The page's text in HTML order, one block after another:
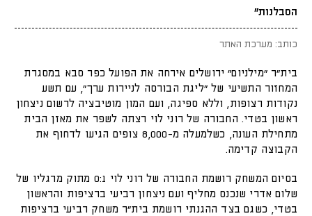
הסבלנות"
כותב: מערכת האתר
בית"ר "מילניום" ירושלים אירחה את הפועל כפר סבא במסגרת
המחזור התשיעי של "ליגת הבורסה לניירות ערך", עם תשע
נקודות רצופות, וללא ספיגה, ועם המון מוטיבציה לרשום ניצחון
ראשון בטדי. החבורה של רוני לוי רצתה לשפר את מאזן הבית
מתחילת העונה, כשלמעלה מ-8,000 צופים הגיעו לדחוף את
הקבוצה קדימה.
בסיום המשחק רושמת החבורה של רוני לוי 0:1 מתוק מרגליו של
שלום אדרי שנכנס מחליף ועם ניצחון רביעי ברציפות והראשון
בטדי, כשגם בצד ההגנתי רושמת בית"ר משחק רביעי ברציפות